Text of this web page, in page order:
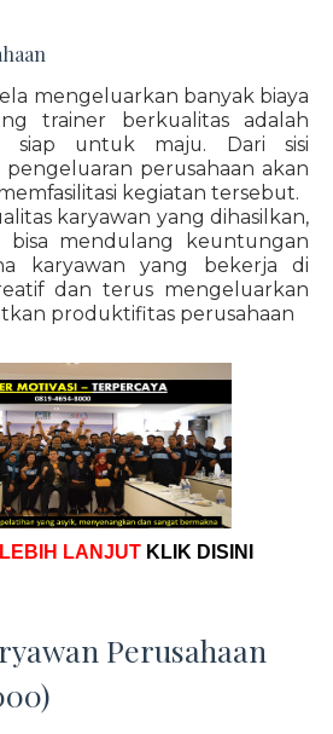
mengeluarkan banyak biaya
trainer berkualitas adalah
siap untuk maju. Dari sisi
perusahaan akan
kegiatan tersebut.
karyawan yang dihasilkan,
bisa mendulang keuntungan
karyawan yang bekerja di
dan terus mengeluarkan
produktifitas perusahaan
LANJUT KLIK DISINI
Perusahaan